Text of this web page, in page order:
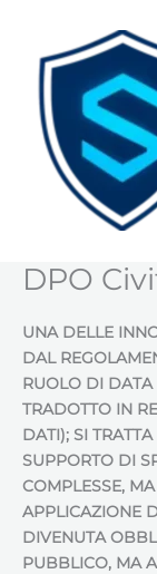
contenuto
DPO
UNA DELLE
DAL
RUOLO DI DATA
TRADOTTO IN
DATI); SI
SUPPORTO DI
COMPLESSE,
APPLICAZIONE
DIVENUTA
PUBBLICO, MA